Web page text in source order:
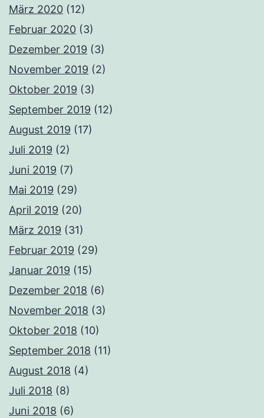
März 2020 (12)
Februar 2020 (3)
Dezember 2019 (3)
November 2019 (2)
Oktober 2019 (3)
September 2019 (12)
August 2019 (17)
Juli 2019 (2)
Juni 2019 (7)
Mai 2019 (29)
April 2019 (20)
März 2019 (31)
Februar 2019 (29)
Januar 2019 (15)
Dezember 2018 (6)
November 2018 (3)
Oktober 2018 (10)
September 2018 (11)
August 2018 (4)
Juli 2018 (8)
Juni 2018 (6)